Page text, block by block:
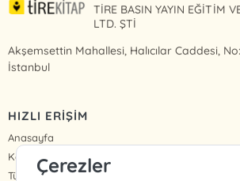
TİRE BASIN YAYIN EĞİTİM
LTD. ŞTİ
Akşemsettin Mahallesi, Halıcılar Caddesi,
İstanbul
HIZLI ERİŞİM
Anasayfa
Kategoriler
Tüm Kitaplar
Çerezler